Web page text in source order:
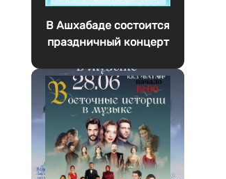
В Ашхабаде состоится
праздничный концерт